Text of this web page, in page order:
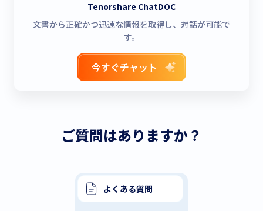
Tenorshare ChatDOC
文書から正確かつ迅速な情報を取得し、対話が可能で
す。
今すぐチャット
ご質問はありますか？
よくある質問